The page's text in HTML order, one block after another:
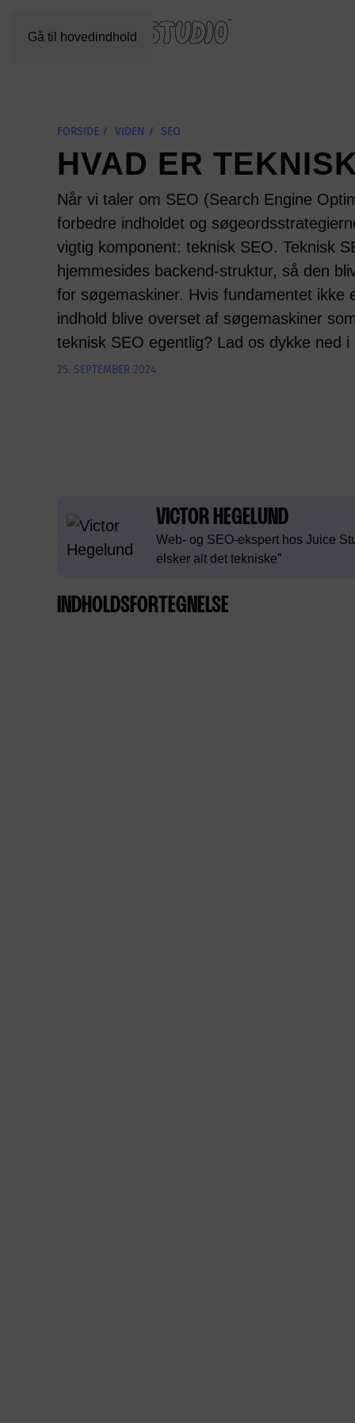
Gå til hovedindhold
FORSIDE VIDEN SEO
HVAD ER
Når vi taler om SEO (Search Engine
forbedre indholdet og
vigtig komponent: teknisk SEO. Teknisk
hjemmesides backend-struktur, så den
for søgemaskiner. Hvis fundamentet ikke
indhold blive overset af søgemaskiner
teknisk SEO egentlig? Lad os dykke ned
25. SEPTEMBER 2024
VICTOR HEGELUND
Web- og SEO-ekspert hos Juice
elsker alt det tekniske”
INDHOLDSFORTEGNELSE